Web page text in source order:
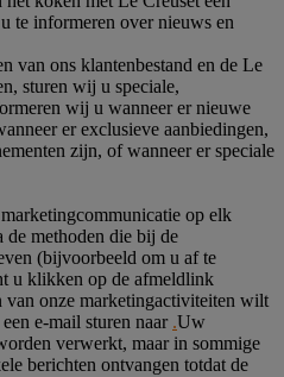
te informeren over nieuws en
van ons klantenbestand en de Le
sturen wij u speciale,
wij u wanneer er nieuwe
er exclusieve aanbiedingen,
zijn, of wanneer er speciale
op elk
de methoden die bij de
(bijvoorbeeld om u af te
u klikken op de afmeldlink
van onze marketingactiviteiten wilt
e-mail sturen naar .Uw
verwerkt, maar in sommige
berichten ontvangen totdat de